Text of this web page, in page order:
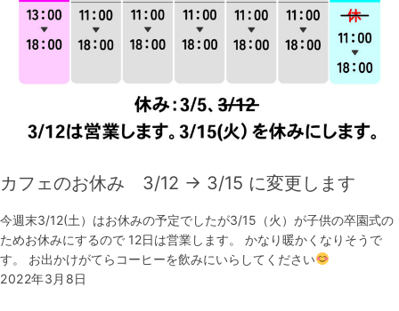
カフェのお休み 3/12 → 3/15 に変更します
今週末3/12(土）はお休みの予定でしたが3/15（火）が子供の卒園式の
ためお休みにするので 12日は営業します。 かなり暖かくなりそうで
す。 お出かけがてらコーヒーを飲みにいらしてください
2022年3月8日